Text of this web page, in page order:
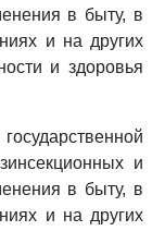
в быту, в
и на других
и здоровья
и
в быту, в
и на других